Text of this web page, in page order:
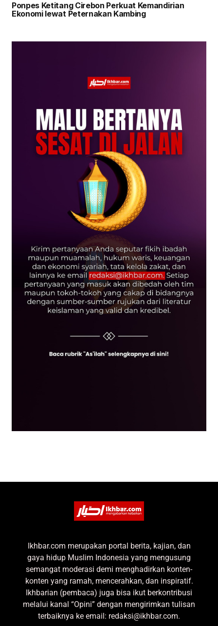
Ponpes Ketitang Cirebon Perkuat Kemandirian
Ekonomi lewat Peternakan Kambing
Ikhbar.com merupakan portal berita, kajian, dan
gaya hidup Muslim Indonesia yang mengusung
semangat moderasi demi menghadirkan konten-
konten yang ramah, mencerahkan, dan inspiratif.
Ikhbarian (pembaca) juga bisa ikut berkontribusi
melalui kanal “Opini” dengan mengirimkan tulisan
terbaiknya ke email: redaksi@ikhbar.com.